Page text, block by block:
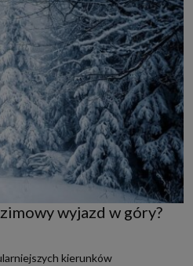
wyjazd w góry?
kierunków